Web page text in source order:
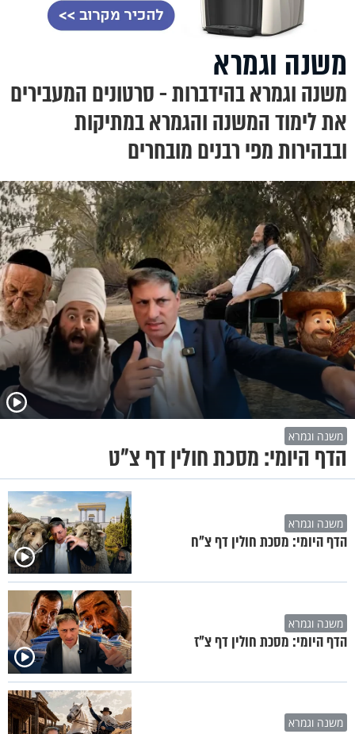
משנה וגמרא
משנה וגמרא בהידברות - סרטונים המעבירים
את לימוד המשנה והגמרא במתיקות
ובבהירות מפי רבנים מובחרים
משנה וגמרא
הדף היומי: מסכת חולין דף צ"ט
משנה וגמרא
הדף היומי: מסכת חולין דף צ"ח
משנה וגמרא
הדף היומי: מסכת חולין דף צ"ז
משנה וגמרא